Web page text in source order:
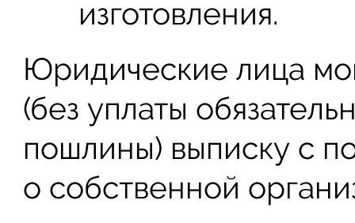
изготовления.
Юридические лица
(без уплаты
пошлины) выписку с
о собственной